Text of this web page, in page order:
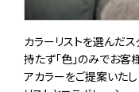
カラーリストを選んだ
持たず「色」のみでお
アカラーをご提案いたし